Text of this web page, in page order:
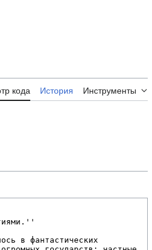
кода История Инструменты